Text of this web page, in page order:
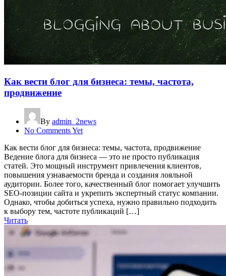
Как вести блог для бизнеса: темы, частота,
продвижение
By admin_2news
No Comments Yet
Как вести блог для бизнеса: темы, частота, продвижение
Ведение блога для бизнеса — это не просто публикация
статей. Это мощный инструмент привлечения клиентов,
повышения узнаваемости бренда и создания лояльной
аудитории. Более того, качественный блог помогает улучшить
SEO-позиции сайта и укрепить экспертный статус компании.
Однако, чтобы добиться успеха, нужно правильно подходить
к выбору тем, частоте публикаций […]
Читать